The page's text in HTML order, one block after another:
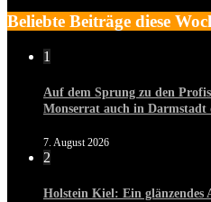
Beliebte Beiträge diese
1
Auf dem Sprung zu den
Monserrat auch in Darmstadt
7. August 2026
2
Holstein Kiel: Ein glänzendes